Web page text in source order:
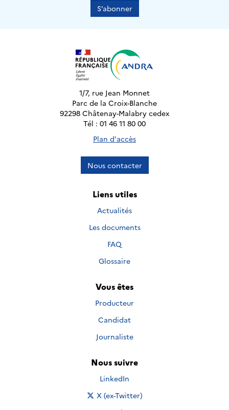
S’abonner
1/7, rue Jean Monnet
Parc de la Croix-Blanche
92298 Châtenay-Malabry cedex
Tél : 01 46 11 80 00
Plan d'accès
Nous contacter
Liens utiles
Actualités
Les documents
FAQ
Glossaire
Vous êtes
Producteur
Candidat
Journaliste
Nous suivre
Nous suivre sur
LinkedIn
Nous suivre sur
X (ex-Twitter)